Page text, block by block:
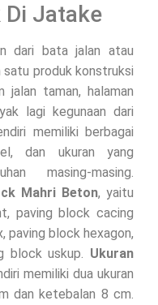
Jatake
dari bata jalan atau
satu produk konstruksi
jalan taman, halaman
lagi kegunaan dari
memiliki berbagai
dan ukuran yang
masing-masing.
Mahri Beton, yaitu
paving block cacing
paving block hexagon,
block uskup. Ukuran
memiliki dua ukuran
dan ketebalan 8 cm.